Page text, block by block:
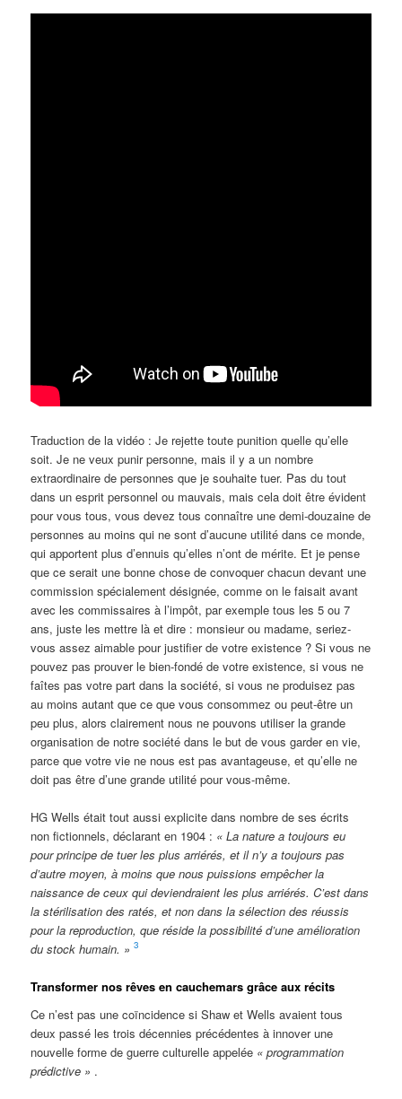
Traduction de la vidéo : Je rejette toute punition quelle qu’elle
soit. Je ne veux punir personne, mais il y a un nombre
extraordinaire de personnes que je souhaite tuer. Pas du tout
dans un esprit personnel ou mauvais, mais cela doit être évident
pour vous tous, vous devez tous connaître une demi-douzaine de
personnes au moins qui ne sont d’aucune utilité dans ce monde,
qui apportent plus d’ennuis qu’elles n’ont de mérite. Et je pense
que ce serait une bonne chose de convoquer chacun devant une
commission spécialement désignée, comme on le faisait avant
avec les commissaires à l’impôt, par exemple tous les 5 ou 7
ans, juste les mettre là et dire : monsieur ou madame, seriez-
vous assez aimable pour justifier de votre existence ? Si vous ne
pouvez pas prouver le bien-fondé de votre existence, si vous ne
faîtes pas votre part dans la société, si vous ne produisez pas
au moins autant que ce que vous consommez ou peut-être un
peu plus, alors clairement nous ne pouvons utiliser la grande
organisation de notre société dans le but de vous garder en vie,
parce que votre vie ne nous est pas avantageuse, et qu’elle ne
doit pas être d’une grande utilité pour vous-même.
HG Wells était tout aussi explicite dans nombre de ses écrits
non fictionnels, déclarant en 1904 : « La nature a toujours eu
pour principe de tuer les plus arriérés, et il n’y a toujours pas
d’autre moyen, à moins que nous puissions empêcher la
naissance de ceux qui deviendraient les plus arriérés. C’est dans
la stérilisation des ratés, et non dans la sélection des réussis
pour la reproduction, que réside la possibilité d’une amélioration
du stock humain. »3
Transformer nos rêves en cauchemars grâce aux récits
Ce n’est pas une coïncidence si Shaw et Wells avaient tous
deux passé les trois décennies précédentes à innover une
nouvelle forme de guerre culturelle appelée « programmation
prédictive » .